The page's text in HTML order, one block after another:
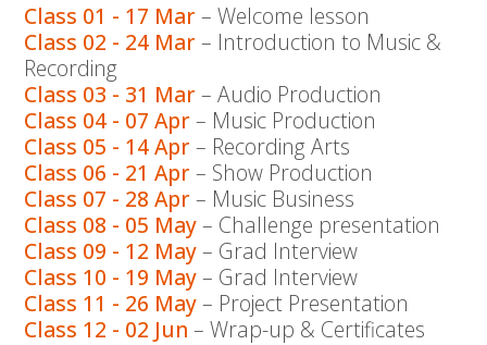
Class 01 - 17 Mar– Welcome lesson
Class 02 - 24 Mar– Introduction to Music &
Recording
Class 03 - 31 Mar– Audio Production
Class 04 - 07 Apr– Music Production
Class 05 - 14 Apr– Recording Arts
Class 06 - 21 Apr– Show Production
Class 07 - 28 Apr– Music Business
Class 08 - 05 May– Challenge presentation
Class 09 - 12 May– Grad Interview
Class 10 - 19 May– Grad Interview
Class 11 - 26 May– Project Presentation
Class 12 - 02 Jun – Wrap-up & Certificates